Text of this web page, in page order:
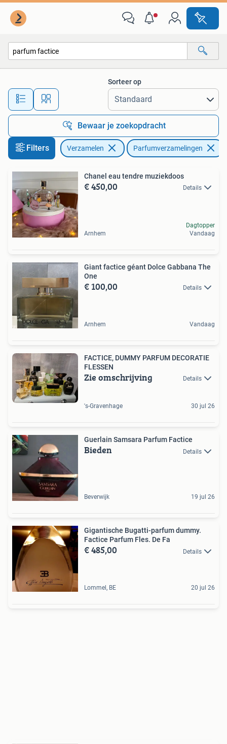
Alle afstanden…
Sorteer op
Bewaar je zoekopdracht
Filters Verzamelen Parfumverzamelingen
Chanel eau tendre muziekdoos
€ 450,00 Details
Arnhem
Dagtopper
Vandaag
Giant factice géant Dolce Gabbana The
One
€ 100,00 Details
Arnhem Vandaag
FACTICE, DUMMY PARFUM DECORATIE
FLESSEN
Zie omschrijving Details
's-Gravenhage 30 jul 26
Guerlain Samsara Parfum Factice
Bieden Details
Beverwijk 19 jul 26
Gigantische Bugatti-parfum dummy.
Factice Parfum Fles. De Fa
€ 485,00 Details
Lommel, BE 20 jul 26